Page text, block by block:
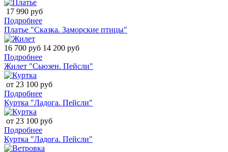
17 990 руб
Подробнее
Платье "Сказка. Заморские птицы"
16 700 руб 14 200 руб
Подробнее
Жилет "Сьюзен. Пейсли"
от 23 100 руб
Подробнее
Куртка "Ладога. Пейсли"
от 23 100 руб
Подробнее
Куртка "Ладога. Пейсли"